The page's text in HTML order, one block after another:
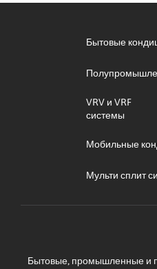
Бытовые
VRV и VRF
системы
Мобильные
Мульти сплит
Бытовые, промышленные и